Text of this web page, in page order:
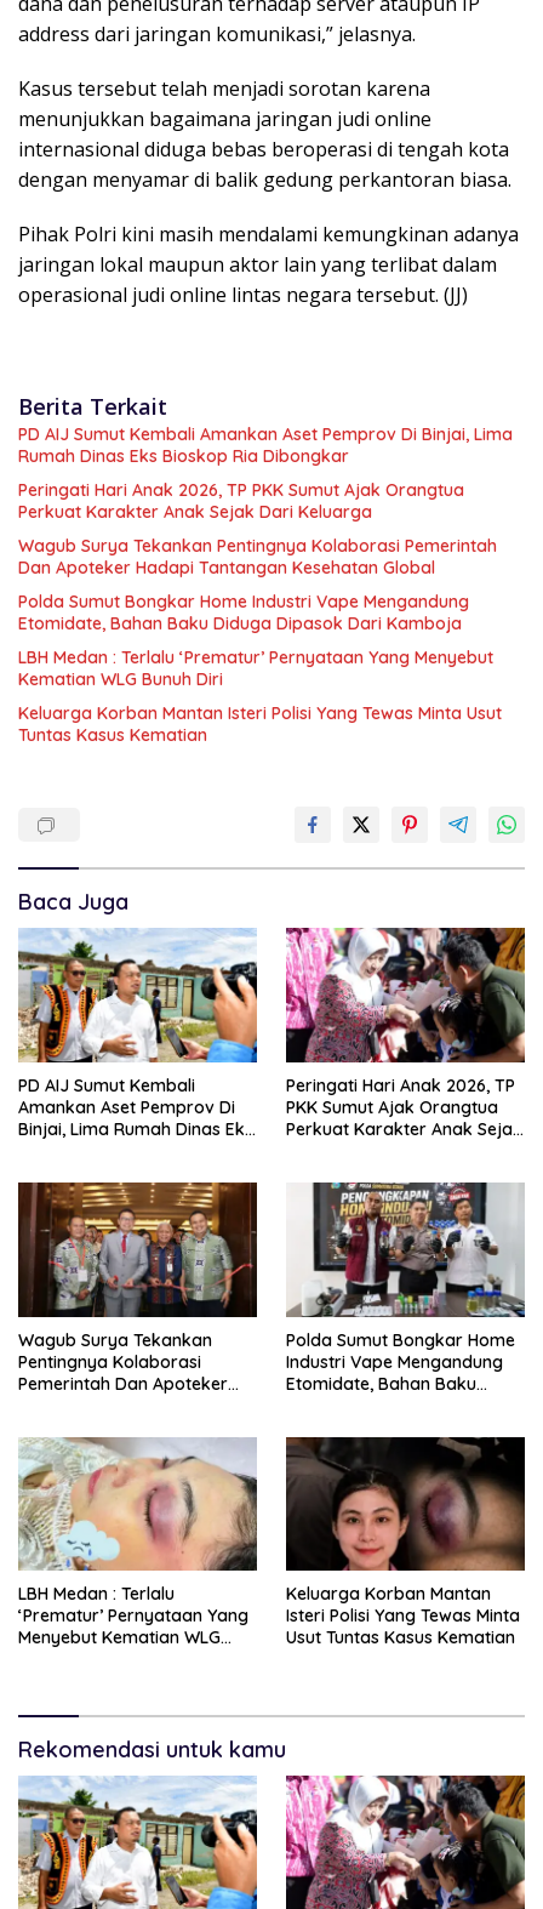
address dari jaringan komunikasi,” jelasnya.
Kasus tersebut telah menjadi sorotan karena
menunjukkan bagaimana jaringan judi online
internasional diduga bebas beroperasi di tengah kota
dengan menyamar di balik gedung perkantoran biasa.
Pihak Polri kini masih mendalami kemungkinan adanya
jaringan lokal maupun aktor lain yang terlibat dalam
operasional judi online lintas negara tersebut. (JJ)
Berita Terkait
PD AIJ Sumut Kembali Amankan Aset Pemprov Di Binjai, Lima
Rumah Dinas Eks Bioskop Ria Dibongkar
Peringati Hari Anak 2026, TP PKK Sumut Ajak Orangtua
Perkuat Karakter Anak Sejak Dari Keluarga
Wagub Surya Tekankan Pentingnya Kolaborasi Pemerintah
Dan Apoteker Hadapi Tantangan Kesehatan Global
Polda Sumut Bongkar Home Industri Vape Mengandung
Etomidate, Bahan Baku Diduga Dipasok Dari Kamboja
LBH Medan : Terlalu ‘Prematur’ Pernyataan Yang Menyebut
Kematian WLG Bunuh Diri
Keluarga Korban Mantan Isteri Polisi Yang Tewas Minta Usut
Tuntas Kasus Kematian
Baca Juga
PD AIJ Sumut Kembali
Amankan Aset Pemprov Di
Binjai, Lima Rumah Dinas Eks
Peringati Hari Anak 2026, TP
PKK Sumut Ajak Orangtua
Perkuat Karakter Anak Sejak
Wagub Surya Tekankan
Pentingnya Kolaborasi
Pemerintah Dan Apoteker
Polda Sumut Bongkar Home
Industri Vape Mengandung
Etomidate, Bahan Baku
LBH Medan : Terlalu
‘Prematur’ Pernyataan Yang
Menyebut Kematian WLG
Keluarga Korban Mantan
Isteri Polisi Yang Tewas Minta
Usut Tuntas Kasus Kematian
Rekomendasi untuk kamu